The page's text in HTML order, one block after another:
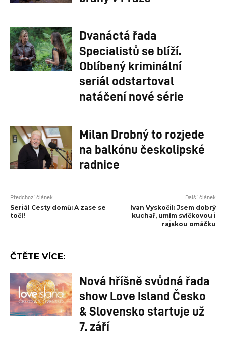
Dvanáctá řada
Specialistů se blíží.
Oblíbený kriminální
seriál odstartoval
natáčení nové série
Milan Drobný to rozjede
na balkónu českolipské
radnice
Předchozí článek
Seriál Cesty domů: A zase se
točí!
Další článek
Ivan Vyskočil: Jsem dobrý
kuchař, umím svíčkovou i
rajskou omáčku
ČTĚTE VÍCE:
Nová hříšně svůdná řada
show Love Island Česko
& Slovensko startuje už
7. září